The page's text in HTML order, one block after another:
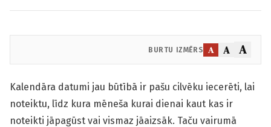
BURTU IZMĒRS A A A
Kalendāra datumi jau būtībā ir pašu cilvēku iecerēti, lai
noteiktu, līdz kura mēneša kurai dienai kaut kas ir
noteikti jāpagūst vai vismaz jāaizsāk. Taču vairumā